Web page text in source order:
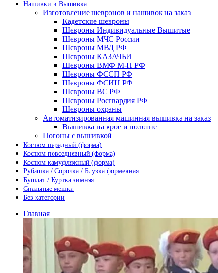
Нашивки и Вышивка
Изготовление шевронов и нашивок на заказ
Кадетские шевроны
Шевроны Индивидуальные Вышитые
Шевроны МЧС России
Шевроны МВД РФ
Шевроны КАЗАЧЬИ
Шевроны ВМФ М-П РФ
Шевроны ФССП РФ
Шевроны ФСИН РФ
Шевроны ВС РФ
Шевроны Росгвардия РФ
Шевроны охраны
Автоматизированная машинная вышивка на заказ
Вышивка на крое и полотне
Погоны с вышивкой
Костюм парадный (форма)
Костюм повседневный (форма)
Костюм камуфляжный (форма)
Рубашка / Сорочка / Блузка форменная
Бушлат / Куртка зимняя
Спальные мешки
Без категории
Главная